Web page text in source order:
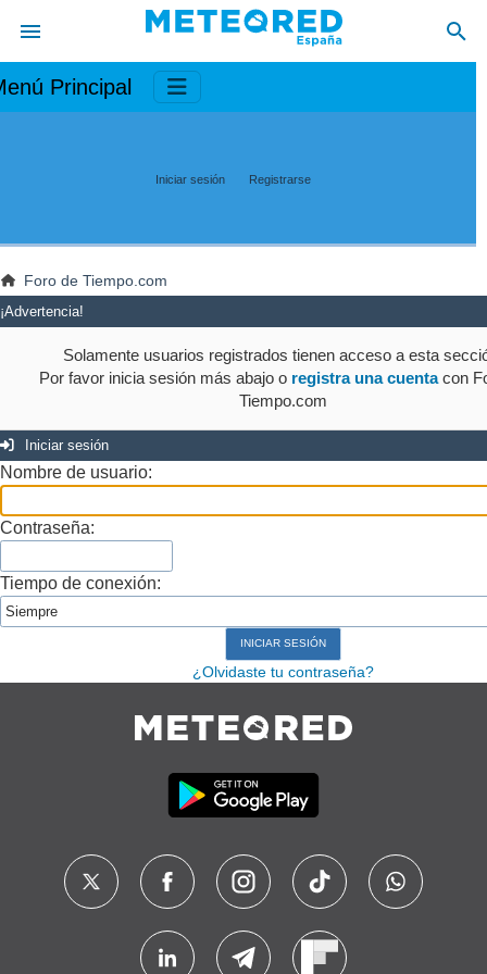
Principal
Iniciar sesión Registrarse
Foro de Tiempo.com
¡Advertencia!
Solamente usuarios registrados tienen acceso a esta
Por favor inicia sesión más abajo o registra una cuentacon
Tiempo.com
Iniciar sesión
Nombre de usuario:
Contraseña:
Tiempo de conexión:
¿Olvidaste tu contraseña?